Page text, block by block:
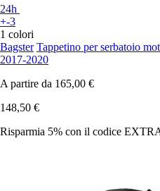
24h
+-3
1 colori
Bagster Tappetino per serbatoio
2017-2020
A partire da 165,00 €
148,50 €
Risparmia 5% con il codice